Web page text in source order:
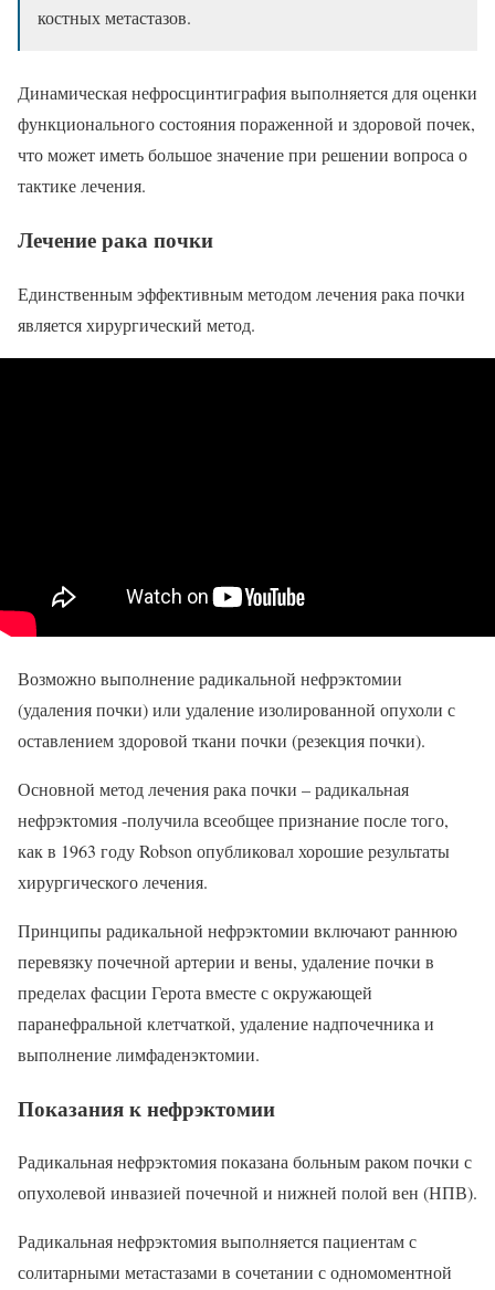
костных метастазов.
Динамическая нефросцинтиграфия выполняется для оценки
функционального состояния пораженной и здоровой почек,
что может иметь большое значение при решении вопроса о
тактике лечения.
Лечение рака почки
Единственным эффективным методом лечения рака почки
является хирургический метод.
Возможно выполнение радикальной нефрэктомии
(удаления почки) или удаление изолированной опухоли с
оставлением здоровой ткани почки (резекция почки).
Основной метод лечения рака почки – радикальная
нефрэктомия -получила всеобщее признание после того,
как в 1963 году Robson опубликовал хорошие результаты
хирургического лечения.
Принципы радикальной нефрэктомии включают раннюю
перевязку почечной артерии и вены, удаление почки в
пределах фасции Герота вместе с окружающей
паранефральной клетчаткой, удаление надпочечника и
выполнение лимфаденэктомии.
Показания к нефрэктомии
Радикальная нефрэктомия показана больным раком почки с
опухолевой инвазией почечной и нижней полой вен (НПВ).
Радикальная нефрэктомия выполняется пациентам с
солитарными метастазами в сочетании с одномоментной